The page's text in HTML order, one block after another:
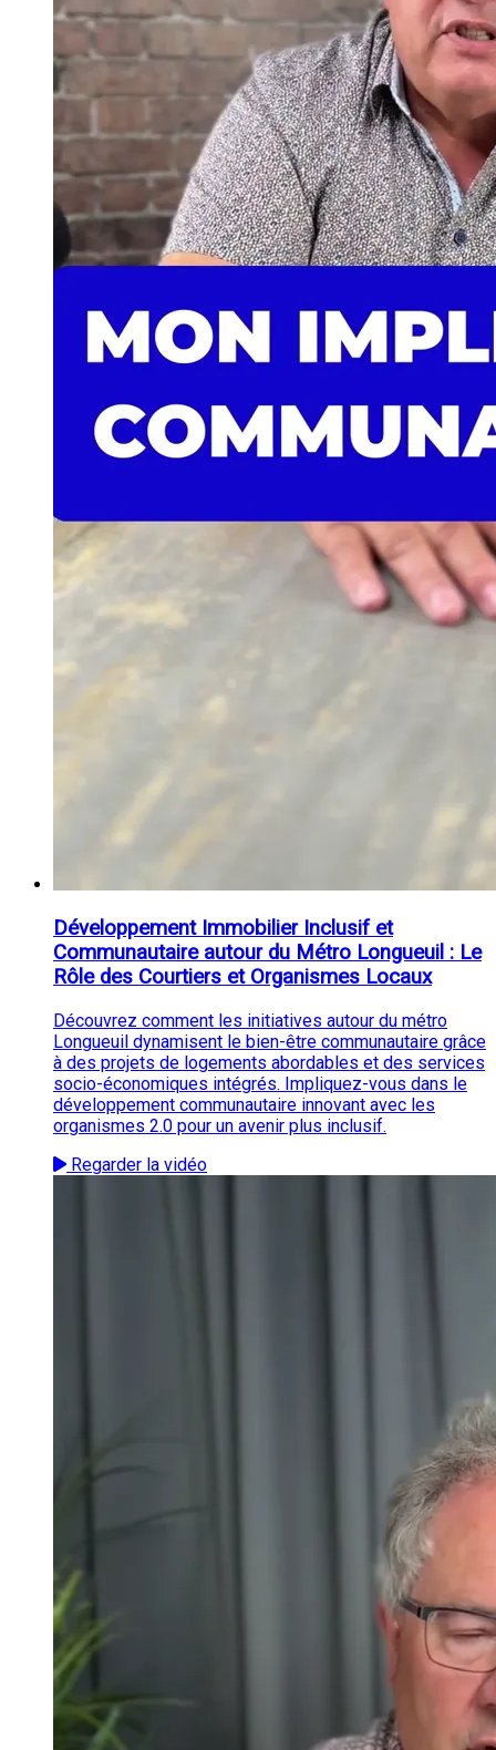
Développement Immobilier Inclusif et
Communautaire autour du Métro Longueuil : Le
Rôle des Courtiers et Organismes Locaux
Découvrez comment les initiatives autour du métro
Longueuil dynamisent le bien-être communautaire grâce
à des projets de logements abordables et des services
socio-économiques intégrés. Impliquez-vous dans le
développement communautaire innovant avec les
organismes 2.0 pour un avenir plus inclusif.
Regarder la vidéo